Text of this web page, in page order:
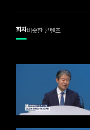
회차비슷한 콘텐츠